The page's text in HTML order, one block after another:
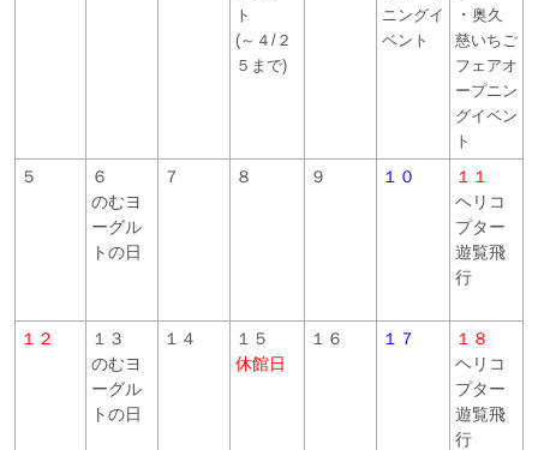
ト
(～４/２
５まで)
ニングイ
ベント
・ 奥久
慈いちご
フェアオ
ープニン
グイベン
ト
５
６
のむヨ
ーグル
トの日
７ ８ ９ １０
１１
ヘリコ
プター
遊覧飛
行
１２
１３
のむヨ
ーグル
トの日
１４
１５
休館日
１６ １７
１８
ヘリコ
プター
遊覧飛
行